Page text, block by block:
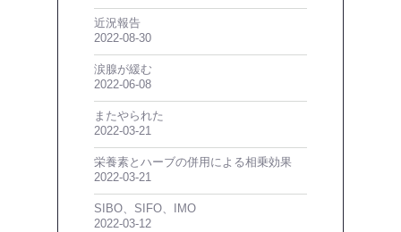
近況報告
2022-08-30
涙腺が緩む
2022-06-08
またやられた
2022-03-21
栄養素とハーブの併用による相乗効果
2022-03-21
SIBO、SIFO、IMO
2022-03-12